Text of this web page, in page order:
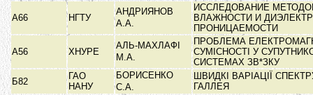
А66 НГТУ
АНДРИЯНОВ
А.А.
ИССЛЕДОВАНИЕ
ВЛАЖНОСТИ И
ПРОНИЦАЕМОСТИ
А56 ХНУРЕ
АЛЬ-МАХЛАФІ
М.А.
ПРОБЛЕМА
СУМІСНОСТІ У
СИСТЕМАХ ЗВ*ЗКУ
Б82
ГАО
НАНУ
БОРИСЕНКО
С.А.
ШВИДКІ ВАРІАЦІЇ
ГАЛЛЕЯ